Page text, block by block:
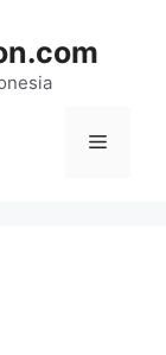
Menu